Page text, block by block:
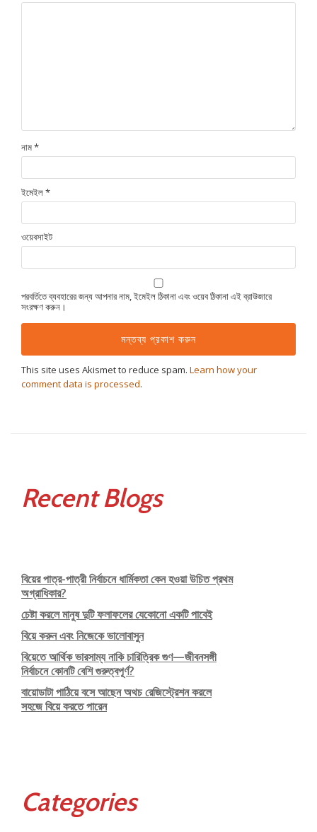
নাম*
ইমেইল*
ওয়েবসাইট
পরবর্তিতে ব্যবহারের জন্য আপনার নাম, ইমেইল ঠিকানা এবং ওয়েব ঠিকানা এই ব্রাউজারে
সংরক্ষণ করুন।
This site uses Akismet to reduce spam. Learn how your
comment data is processed.
Recent Blogs
বিয়ের পাত্র-পাত্রী নির্বাচনে ধার্মিকতা কেন হওয়া উচিত প্রথম
অগ্রাধিকার?
চেষ্টা করলে মানুষ দুটি ফলাফলের যেকোনো একটি পাবেই
বিয়ে করুন এবং নিজেকে ভালোবাসুন
বিয়েতে আর্থিক ভারসাম্য নাকি চারিত্রিক গুণ—জীবনসঙ্গী
নির্বাচনে কোনটি বেশি গুরুত্বপূর্ণ?
বায়োডাটা পাঠিয়ে বসে আছেন অথচ রেজিস্ট্রেশন করলে
সহজে বিয়ে করতে পারেন
Categories